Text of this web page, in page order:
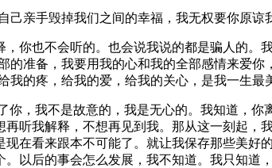
亲手毁掉我们之间的幸福，我无权要你原谅
你也不会听的。也会说我说的都是骗人的。
准备，我要用我的心和我的全部感情来爱
的疼，给我的爱，给我的关心，是我一生
，我不是故意的，我是无心的。我知道，
再听我解释，不想再见到我。那从这一刻起
在看来跟本不可能了。就让我保存那些美
以后的事会怎么发展，我不知道。我只知道